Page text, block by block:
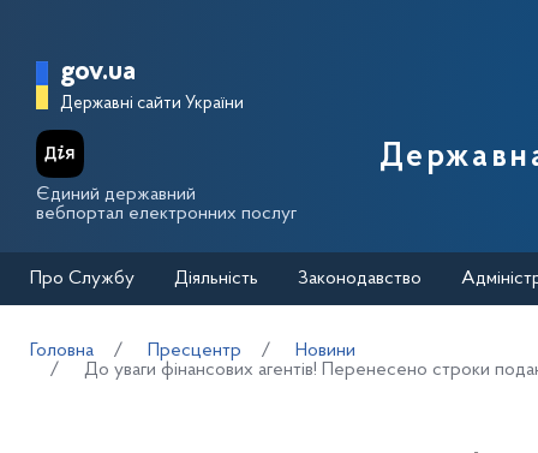
Головна сторінка Державної
gov.ua
Державні сайти України
Єдиний державний
вебпортал електронних послуг
Про Службу Діяльність Законодавство
Головна Пресцентр
Новини
До уваги фінансових агентів! Перенесено строки